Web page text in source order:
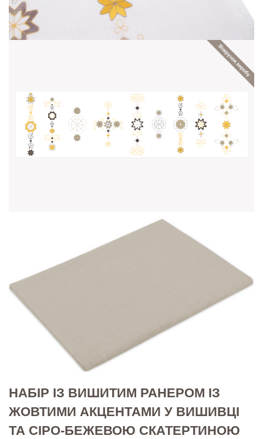
НАБІР ІЗ ВИШИТИМ РАНЕРОМ ІЗ
ЖОВТИМИ АКЦЕНТАМИ У ВИШИВЦІ
ТА СІРО-БЕЖЕВОЮ СКАТЕРТИНОЮ